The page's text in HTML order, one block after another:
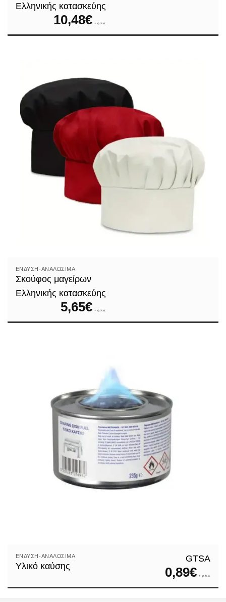
Ελληνικής κατασκεύης
10,48€ + φ.π.α.
ΈΝΔΥΣΗ-ΑΝΑΛΏΣΙΜΑ
Σκούφος μαγείρων
Ελληνικής κατασκεύης
5,65€ + φ.π.α.
ΈΝΔΥΣΗ-ΑΝΑΛΏΣΙΜΑ
Υλικό καύσης
GTSA
0,89€ + φ.π.α.